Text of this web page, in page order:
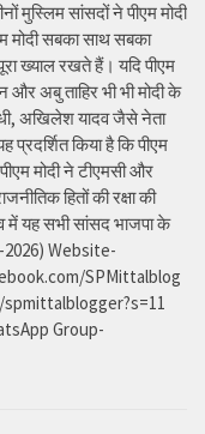
मुस्लिम सांसदों ने पीएम मोदी
मोदी सबका साथ सबका
ख्याल रखते हैं। यदि पीएम
और अबु ताहिर भी भी मोदी के
अखिलेश यादव जैसे नेता
किया है कि पीएम
मोदी ने टीएमसी और
हितों की रक्षा की
में यह सभी सांसद भाजपा के
2026) Website-
SPMittalblog
Group-